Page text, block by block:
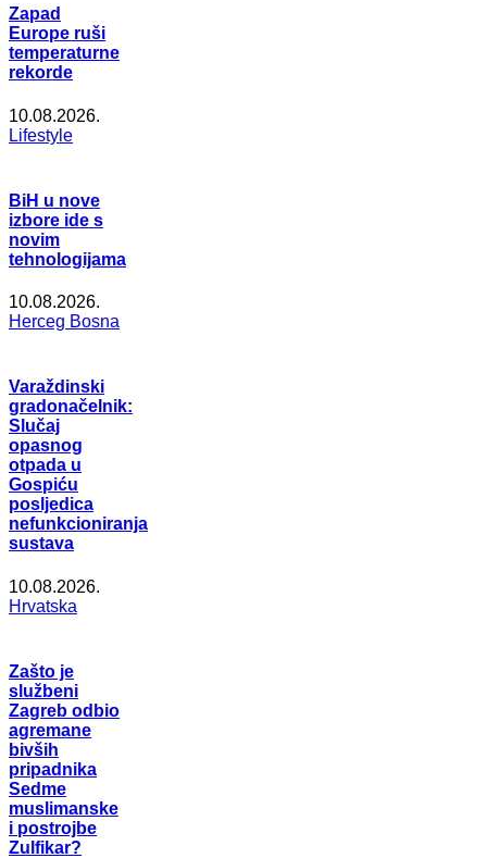
Zapad
Europe ruši
temperaturne
rekorde
10.08.2026.
Lifestyle
BiH u nove
izbore ide s
novim
tehnologijama
10.08.2026.
Herceg Bosna
Varaždinski
gradonačelnik:
Slučaj
opasnog
otpada u
Gospiću
posljedica
nefunkcioniranja
sustava
10.08.2026.
Hrvatska
Zašto je
službeni
Zagreb odbio
agremane
bivših
pripadnika
Sedme
muslimanske
i postrojbe
Zulfikar?